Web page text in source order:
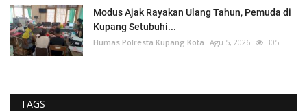
Modus Ajak Rayakan Ulang Tahun, Pemuda di
Kupang Setubuhi...
Humas Polresta Kupang Kota Agu 5, 2026 305
TAGS